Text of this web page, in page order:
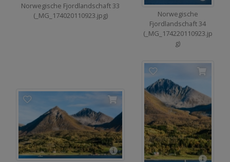
Norwegische Fjordlandschaft 33
(_MG_174020110923.jpg)
Norwegische
Fjordlandschaft 34
(_MG_174220110923.jp
g)